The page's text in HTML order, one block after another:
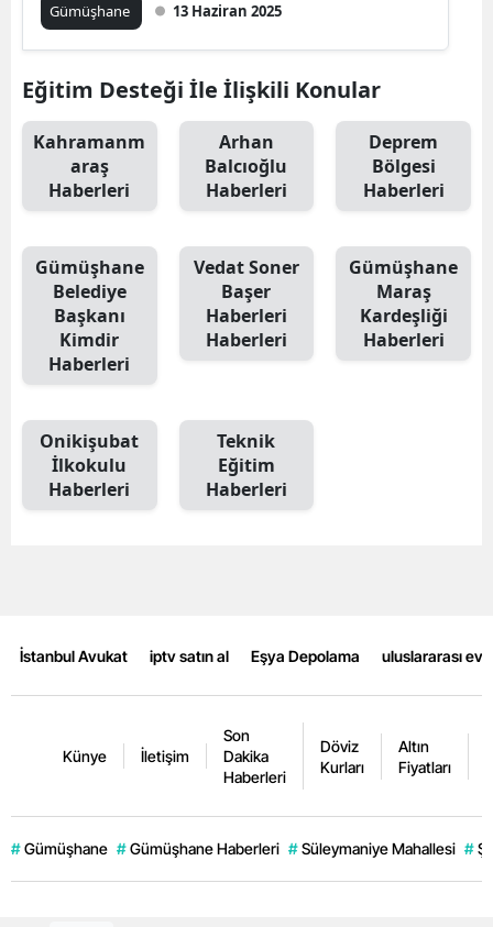
Osmaniye
Düzce
Gümüşhane 13 Haziran 2025
Eğitim Desteği İle İlişkili Konular
Kahramanm
araş
Haberleri
Arhan
Balcıoğlu
Haberleri
Deprem
Bölgesi
Haberleri
Gümüşhane
Belediye
Başkanı
Kimdir
Haberleri
Vedat Soner
Başer
Haberleri
Haberleri
Gümüşhane
Maraş
Kardeşliği
Haberleri
Onikişubat
İlkokulu
Haberleri
Teknik
Eğitim
Haberleri
İstanbul Avukat iptv satın al Eşya Depolama uluslararası
Künye İletişim
Son
Dakika
Haberleri
Döviz
Kurları
Altın
Fiyatları
# Gümüşhane # Gümüşhane Haberleri # Süleymaniye Mahallesi #